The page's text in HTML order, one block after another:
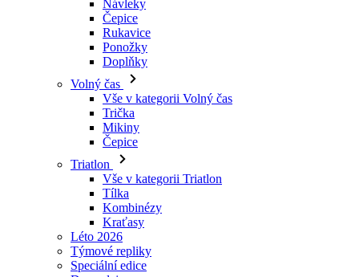
Volný čas
Vše v kategorii Volný čas
Trička
Mikiny
Čepice
Triatlon
Vše v kategorii Triatlon
Tílka
Kombinézy
Kraťasy
Léto 2026
Týmové repliky
Speciální edice
Doprodej
Dárkové poukazy
Ženy
Vše v kategorii Ženy